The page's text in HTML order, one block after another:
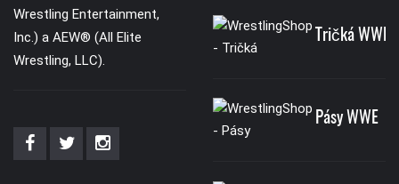
Wrestling Entertainment,
Inc.) a AEW® (All Elite
Wrestling, LLC).
Tričká WWE
Pásy WWE